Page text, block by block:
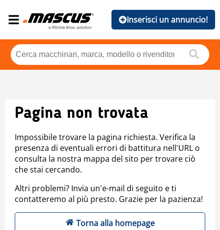
Inserisci un annuncio!
Pagina non trovata
Impossibile trovare la pagina richiesta. Verifica la
presenza di eventuali errori di battitura nell'URL o
consulta la nostra mappa del sito per trovare ciò
che stai cercando.
Altri problemi? Invia un'e-mail di seguito e ti
contatteremo al più presto. Grazie per la pazienza!
Torna alla homepage